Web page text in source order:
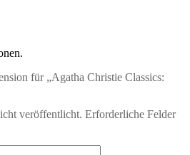
für „Agatha Christie Classics:
veröffentlicht. Erforderliche Felder